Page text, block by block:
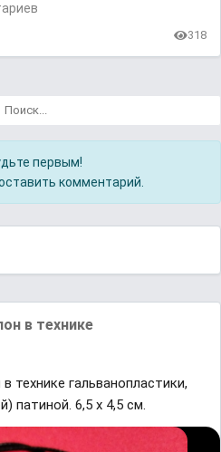
318
первым!
комментарий.
в технике
технике гальванопластики,
патиной. 6,5 х 4,5 см.